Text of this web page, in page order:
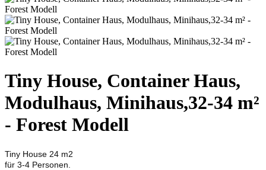
Tiny House, Container Haus,
Modulhaus, Minihaus,32-34 m²
- Forest Modell
Tiny House 24 m2
für 3-4 Personen.